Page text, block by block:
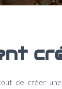
de créer